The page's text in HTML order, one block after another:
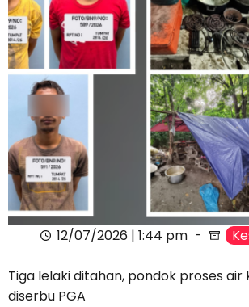
12/07/2026 | 1:44 pm
Tiga lelaki ditahan, pondok proses air
diserbu PGA